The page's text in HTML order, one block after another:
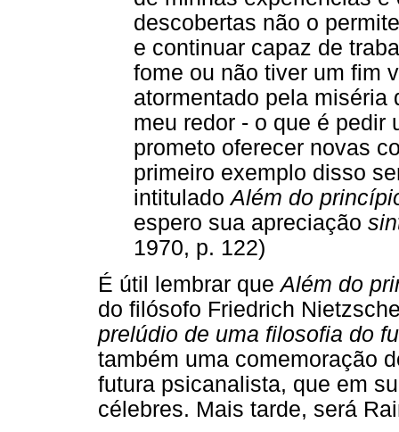
descobertas não o
e continuar capaz de
fome ou não tiver um fim
atormentado pela miséria
meu redor - o que é pedir
prometo oferecer novas
primeiro exemplo disso
intituladoAlém do
espero sua apreciação
1970, p. 122)
É útil lembrar queAlém do
do filósofo Friedrich
prelúdio de uma filosofia do
também uma comemoração
futura psicanalista, que em
célebres. Mais tarde, será